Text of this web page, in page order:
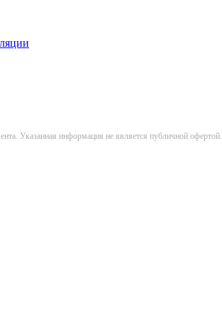
Указанная информация не является публичной офертой.